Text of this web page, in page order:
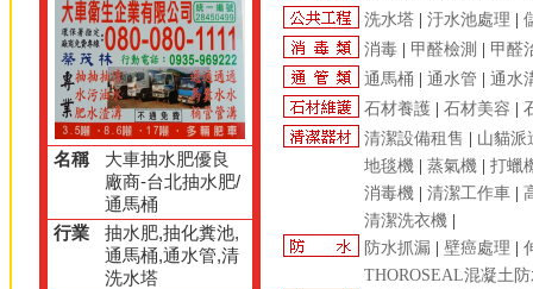
名稱
大車抽水肥優良
廠商-台北抽水肥/
通馬桶
行業
抽水肥,抽化糞池,
通馬桶,通水管,清
洗水塔
洗水塔 |汙水池處理 |
消毒
甲醛檢測
甲醛
通馬桶 |通水管 |通水
石材養護 |石材美容 |
清潔設備租售
山貓派
地毯機 |蒸氣機 |打蠟
消毒機 |清潔工作車
清潔洗衣機
防水抓漏 |壁癌處理 |
THOROSEAL混凝土